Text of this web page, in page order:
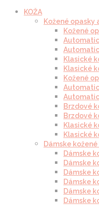
KOŽA
Kožené opasky
Kožené
Klasické
Klasické
Kožené
Brzdové
Brzdové
Klasické
Klasické
Dámske
Dámske
Dámske
Dámske
Dámske
Dámske
Dámske